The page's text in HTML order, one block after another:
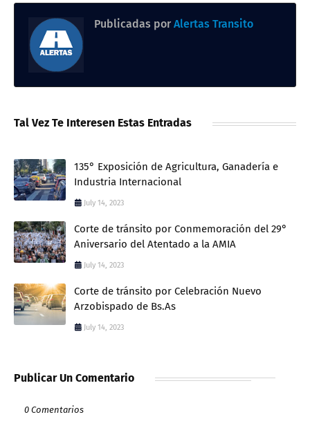
Publicadas por Alertas Transito
Tal Vez Te Interesen Estas Entradas
135° Exposición de Agricultura, Ganadería e
Industria Internacional
July 14, 2023
Corte de tránsito por Conmemoración del 29°
Aniversario del Atentado a la AMIA
July 14, 2023
Corte de tránsito por Celebración Nuevo
Arzobispado de Bs.As
July 14, 2023
Publicar Un Comentario
0 Comentarios